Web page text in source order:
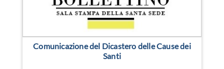
Comunicazione del Dicastero delle Cause dei
Santi